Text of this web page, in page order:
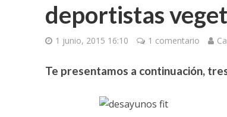
deportistas
1 junio, 2015 16:10 1 comentario
Te presentamos a continuación,